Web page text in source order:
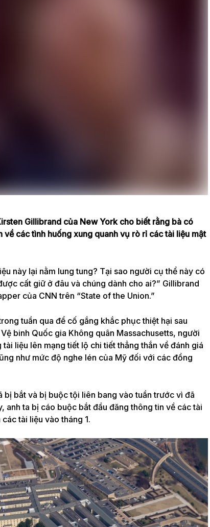
Gillibrand của New York cho biết rằng bà có
các tình huống xung quanh vụ rò rỉ các tài liệu mật
này lại nằm lung tung? Tại sao người cụ thể này có
cất giữ ở đâu và chúng dành cho ai?” Gillibrand
của CNN trên “State of the Union.”
tuần qua để cố gắng khắc phục thiệt hại sau
binh Quốc gia Không quân Massachusetts, người
liệu lên mạng tiết lộ chi tiết thẳng thắn về đánh giá
như mức độ nghe lén của Mỹ đối với các đồng
bị bắt và bị buộc tội liên bang vào tuần trước vì đã
anh ta bị cáo buộc bắt đầu đăng thông tin về các tài
tài liệu vào tháng 1.